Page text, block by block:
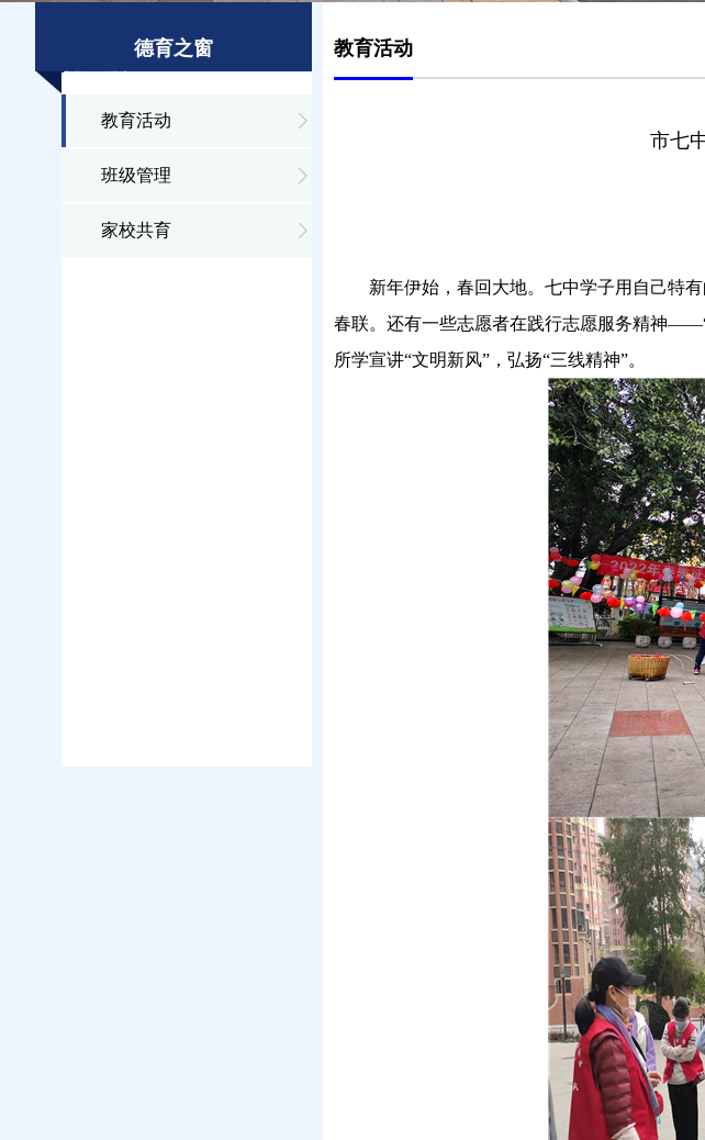
德育之窗
教育活动
班级管理
家校共育
教育活动
市七
新年伊始，春回大地。七中学子用自己特
春联。还有一些志愿者在践行志愿服务精神——“
所学宣讲“文明新风”，弘扬“三线精神”。